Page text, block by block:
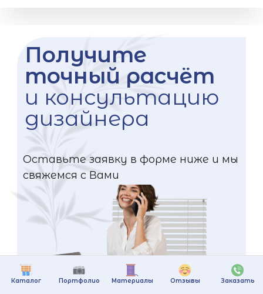
Каталог Портфолио Материалы Отзывы Заказать
Получите
точный расчёт
и консультацию
дизайнера
Оставьте заявку в форме ниже и мы
свяжемся с Вами